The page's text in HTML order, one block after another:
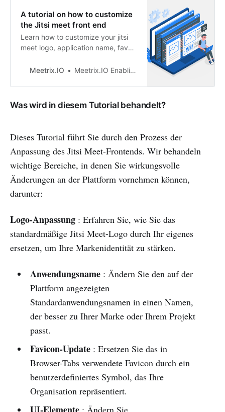
A tutorial on how to customize
the Jitsi meet front end
Learn how to customize your jitsi
meet logo, application name, fav
Meetrix.IO
Meetrix.IO Enabling Collaboration through Real Time Communications
Was wird in diesem Tutorial behandelt?
Dieses Tutorial führt Sie durch den Prozess der
Anpassung des Jitsi Meet-Frontends. Wir behandeln
wichtige Bereiche, in denen Sie wirkungsvolle
Änderungen an der Plattform vornehmen können,
darunter:
Logo-Anpassung : Erfahren Sie, wie Sie das
standardmäßige Jitsi Meet-Logo durch Ihr eigenes
ersetzen, um Ihre Markenidentität zu stärken.
Anwendungsname: Ändern Sie den auf der
Plattform angezeigten
Standardanwendungsnamen in einen Namen,
der besser zu Ihrer Marke oder Ihrem Projekt
passt.
Favicon-Update: Ersetzen Sie das in
Browser-Tabs verwendete Favicon durch ein
benutzerdefiniertes Symbol, das Ihre
Organisation repräsentiert.
: Ändern Sie